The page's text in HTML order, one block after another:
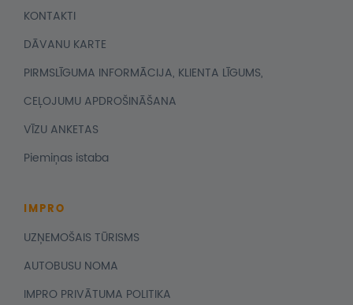
KONTAKTI
DĀVANU KARTE
PIRMSLĪGUMA INFORMĀCIJA, KLIENTA LĪGUMS,
CEĻOJUMU APDROŠINĀŠANA
VĪZU ANKETAS
Piemiņas istaba
IMPRO
UZŅEMOŠAIS TŪRISMS
AUTOBUSU NOMA
IMPRO PRIVĀTUMA POLITIKA